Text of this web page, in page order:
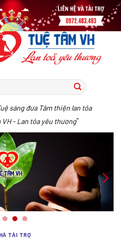
sáng đưa Tâm thiện lan tỏa
- Lan tỏa yêu thương"
TÀI TRỢ